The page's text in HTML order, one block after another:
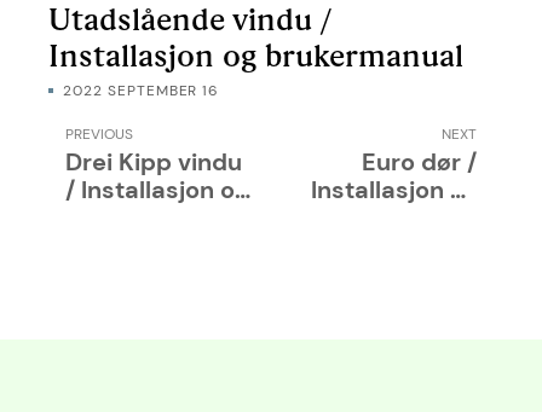
Utadslående vindu /
Installasjon og brukermanual
2022 SEPTEMBER 16
PREVIOUS
Drei Kipp vindu
/ Installasjon og
NEXT
Euro dør /
Installasjon og